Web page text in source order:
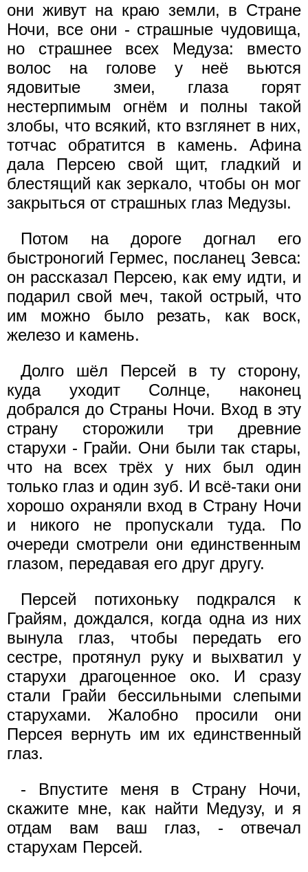
они живут на краю земли, в Стране
Ночи, все они - страшные чудовища,
но страшнее всех Медуза: вместо
волос на голове у неё вьются
ядовитые змеи, глаза горят
нестерпимым огнём и полны такой
злобы, что всякий, кто взглянет в них,
тотчас обратится в камень. Афина
дала Персею свой щит, гладкий и
блестящий как зеркало, чтобы он мог
закрыться от страшных глаз Медузы.
Потом на дороге догнал его
быстроногий Гермес, посланец Зевса:
он рассказал Персею, как ему идти, и
подарил свой меч, такой острый, что
им можно было резать, как воск,
железо и камень.
Долго шёл Персей в ту сторону,
куда уходит Солнце, наконец
добрался до Страны Ночи. Вход в эту
страну сторожили три древние
старухи - Грайи. Они были так стары,
что на всех трёх у них был один
только глаз и один зуб. И всё-таки они
хорошо охраняли вход в Страну Ночи
и никого не пропускали туда. По
очереди смотрели они единственным
глазом, передавая его друг другу.
Персей потихоньку подкрался к
Грайям, дождался, когда одна из них
вынула глаз, чтобы передать его
сестре, протянул руку и выхватил у
старухи драгоценное око. И сразу
стали Грайи бессильными слепыми
старухами. Жалобно просили они
Персея вернуть им их единственный
глаз.
- Впустите меня в Страну Ночи,
скажите мне, как найти Медузу, и я
отдам вам ваш глаз, - отвечал
старухам Персей.